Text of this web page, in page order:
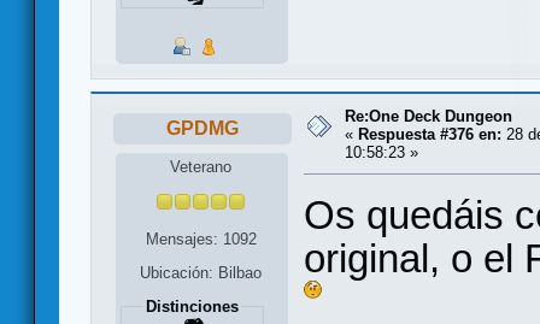
GPDMG
Veterano
Mensajes: 1092
Ubicación: Bilbao
Distinciones
Re:One Deck Dungeon
« Respuesta #376 en: 28
10:58:23 »
Os quedáis
original, o el